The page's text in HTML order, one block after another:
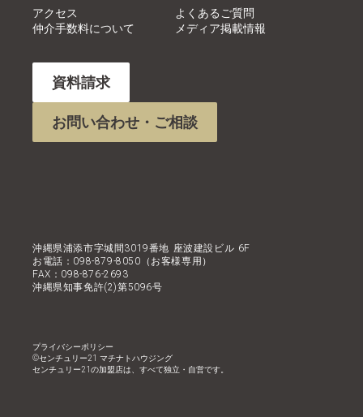
沖縄県浦添市字城間3019番地 座波建設ビル 6F
お電話：098-879-8050（お客様専用）
FAX：098-876-2693
沖縄県知事免許(2)第5096号
アクセス
よくあるご質問
仲介手数料について
メディア掲載情報
資料請求
お問い合わせ・ご相談
センチュリー21の加盟店は、すべて独立・自営です。
©︎センチュリー21 マチナトハウジング
プライバシーポリシー